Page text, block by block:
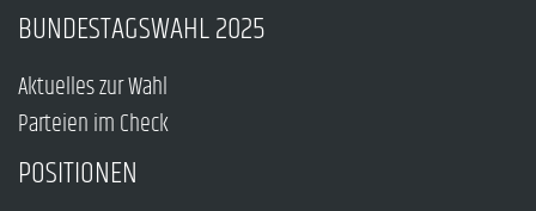
BUNDESTAGSWAHL 2025
Aktuelles zur Wahl
Parteien im Check
POSITIONEN